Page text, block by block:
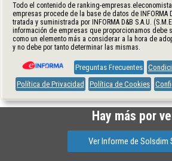
Todo el contenido de ranking-
empresas procede de la base de datos de INFORMA
tratada y suministrada por INFORMA D&B S.A.U.
información de empresas que proporcionamos debe
como un elemento más a considerar a la hora de
y no debe por tanto determinar las mismas.
Preguntas Frecuentes
Política de Privacidad
Política de Cookies
Hay más por
Ver Informe de Solsdim